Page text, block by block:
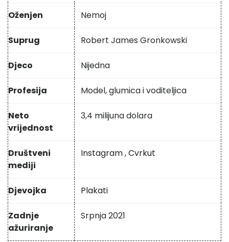
Oženjen Nemoj
Suprug Robert James Gronkowski
Djeco Nijedna
Profesija Model, glumica i voditeljica
Neto
vrijednost
3,4 milijuna dolara
Društveni
mediji
Instagram,Cvrkut
Djevojka Plakati
Zadnje
ažuriranje
Srpnja 2021